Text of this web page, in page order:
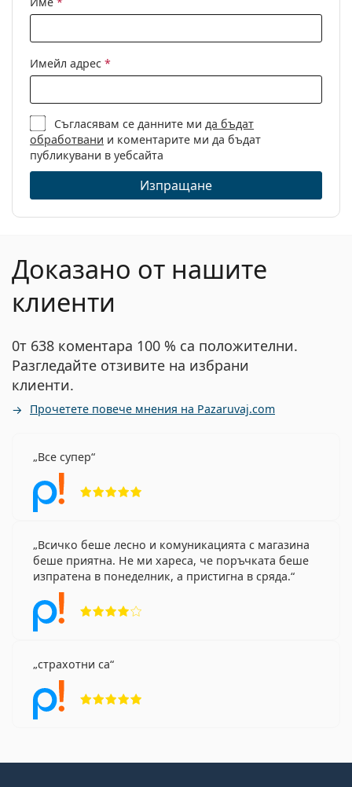
Категория:
Диоптрични очила
Марка:
Swarovski
Код:
SK5384/V 001 14 55
Имейл адрес *
Съгласявам се данните ми да бъдат
обработвани и коментарите ми да бъдат
публикувани в уебсайта
Изпращане
Доказано от нашите
клиенти
0т 638 коментара 100 % са положителни.
Разгледайте отзивите на избрани
клиенти.
Прочетете повече мнения на Pazaruvaj.com
Все супер
Всичко беше лесно и комуникацията с магазина
беше приятна. Не ми хареса, че поръчката беше
изпратена в понеделник, а пристигна в сряда.
страхотни са